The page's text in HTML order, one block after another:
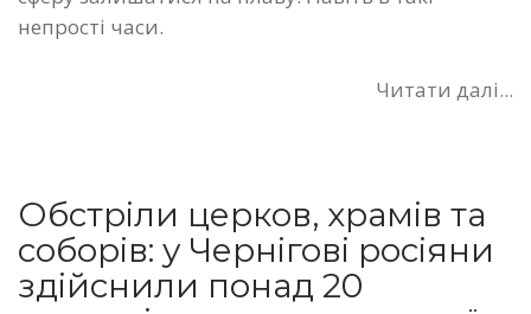
непрості часи.
Читати далі...
Обстріли церков, храмів та
соборів: у Чернігові росіяни
здійснили понад 20